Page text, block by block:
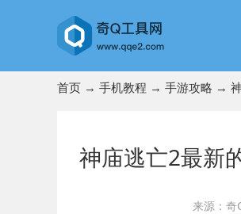
首页 → 手机教程 → 手游攻略 →
神庙逃亡2最新
来源：奇